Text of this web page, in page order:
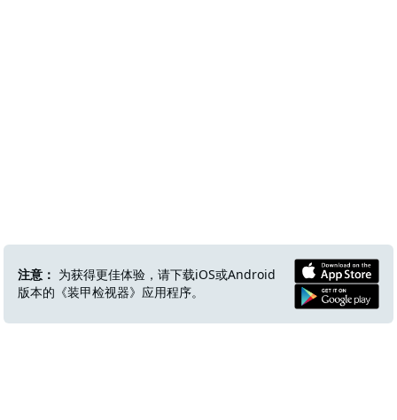
注意： 为获得更佳体验，请下载iOS或Android
版本的《装甲检视器》应用程序。